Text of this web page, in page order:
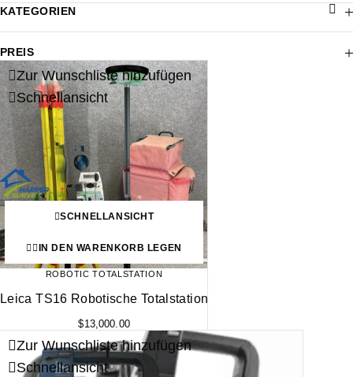
KATEGORIEN
PREIS
Zur Wunschliste hinzufügen
Schnellansicht
SCHNELLANSICHT
IN DEN WARENKORB LEGEN
ROBOTIC TOTALSTATION
Leica TS16 Robotische Totalstation
$13,000.00
Zur Wunschliste hinzufügen
Schnellansicht